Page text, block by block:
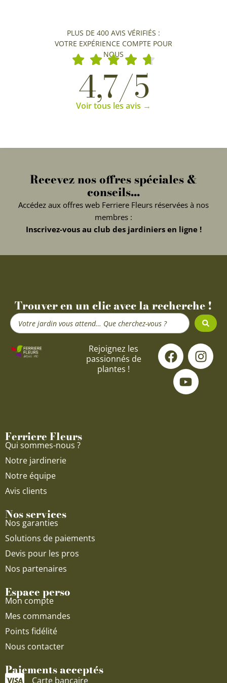
PLUS DE 400 AVIS VÉRIFIÉS :
VOTRE EXPÉRIENCE COMPTE POUR
NOUS
4,7/5
Voir tous les avis →
Recevez nos offres spéciales &
conseils...
Accédez aux offres web Ferriere Fleurs réservées à nos
membres :
Inscrivez-vous au club des jardiniers en ligne !
Trouver en un clic avec la recherche !
Search
...
Rejoignez les
passionnés de
plantes !
F
a
c
e
I
n
s
Y
o
u
t
u
Ferriere Fleurs
Qui sommes-nous ?
Notre jardinerie
Notre équipe
Avis clients
Nos services
Nos garanties
Solutions de paiements
Devis pour les pros
Nos partenaires
Espace perso
Mon compte
Mes commandes
Points fidélité
Nous contacter
Paiements acceptés
Carte bancaire